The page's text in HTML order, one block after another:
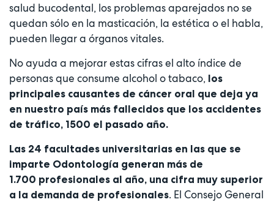
salud bucodental, los problemas aparejados no se
quedan sólo en la masticación, la estética o el habla,
pueden llegar a órganos vitales.
No ayuda a mejorar estas cifras el alto índice de
personas que consume alcohol o tabaco, los
principales causantes de cáncer oral que deja ya
en nuestro país más fallecidos que los accidentes
de tráfico, 1500 el pasado año.
Las 24 facultades universitarias en las que se
imparte Odontología generan más de
1.700 profesionales al año, una cifra muy superior
a la demanda de profesionales. El Consejo General